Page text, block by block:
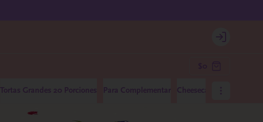
Login
Tortas Grandes 20 Porciones Para Complementar Cheesecakes Medianos